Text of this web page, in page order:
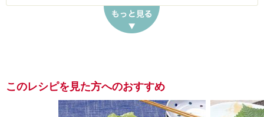
このレシピを見た方へのおすすめ